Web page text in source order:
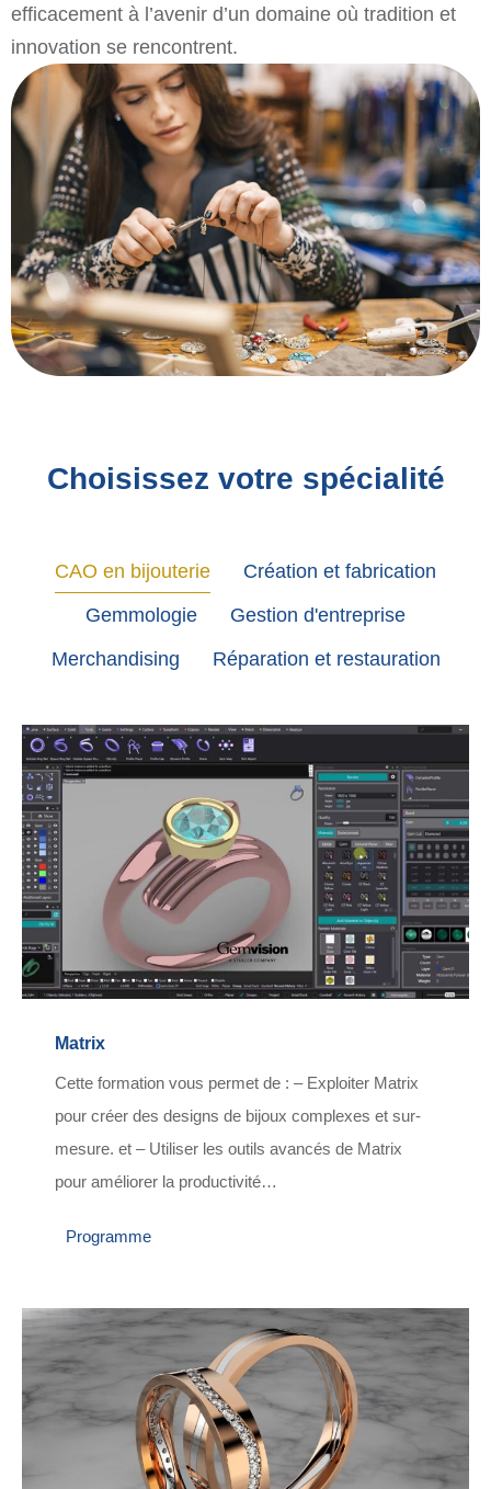
efficacement à l’avenir d’un domaine où tradition et
innovation se rencontrent.
Choisissez votre spécialité
CAO en bijouterie
Création et fabrication
Gemmologie
Gestion d'entreprise
Merchandising
Réparation et restauration
Matrix
Cette formation vous permet de : – Exploiter Matrix
pour créer des designs de bijoux complexes et sur-
mesure. et – Utiliser les outils avancés de Matrix
pour améliorer la productivité…
Programme